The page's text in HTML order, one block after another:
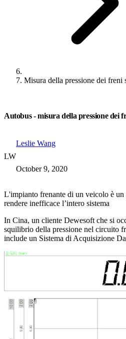
Misura della pressione dei freni
Autobus - misura della pressione dei
LW
Leslie Wang
October 9, 2020
L'impianto frenante di un veicolo è un
rendere inefficace l’intero sistema
In Cina, un cliente Dewesoft che si
squilibrio della pressione nel circuito
include un Sistema di Acquisizione